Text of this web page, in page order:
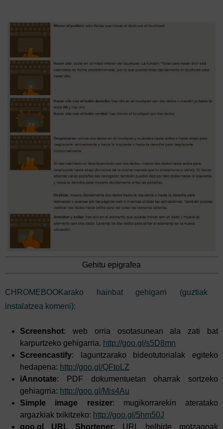
Gehitu epigrafea
CHROMEBOOKarako hainbat gehigarri (guztiak
instalatzea komeni):
Screenshot: web orria osotasunean ala zati bat
karpurtzeko gehigarria. http://goo.gl/s5D8mn
Screencastify: laguntzarako bideotutorialak egiteko
hedapena: http://goo.gl/QFtoLZ
iAnnotate: PDF dokumentuetan oharrak sortzeko
gehiagrria: http://goo.gl/Mis4Au
Simple image resizer: mugikorrarekin ateratako
argazkiak txikitzeko: http://goo.gl/5hm50J
goo.gl URL Shortener: URL helbide motzagoak